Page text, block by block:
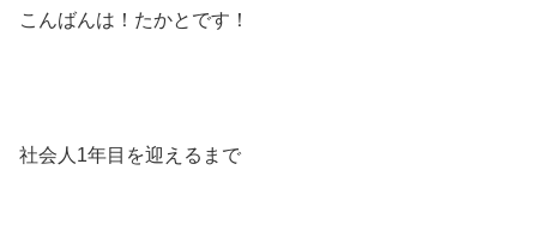
こんばんは！たかとです！
社会人1年目を迎えるまで